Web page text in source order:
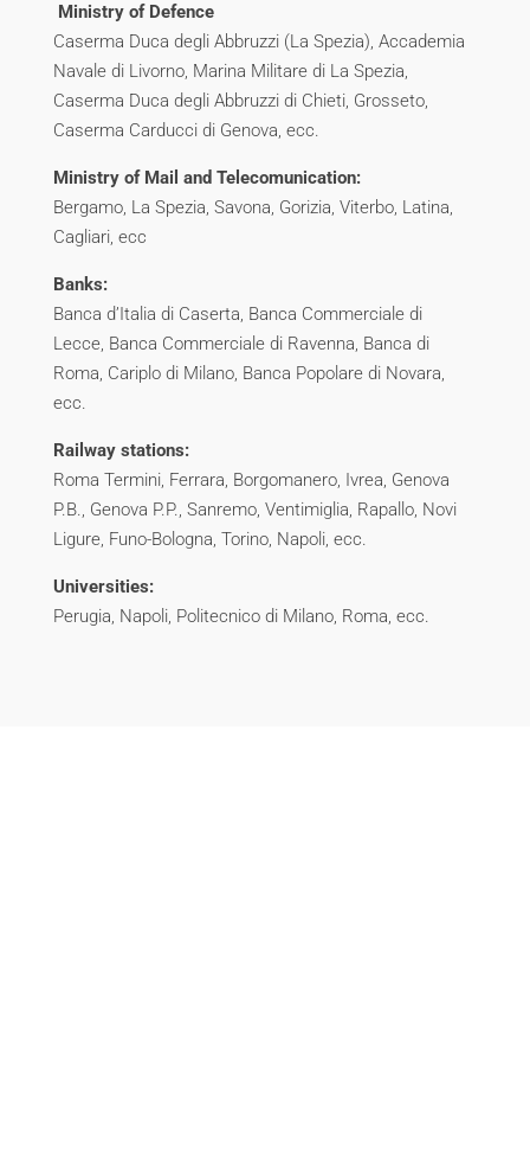
Ministry of Defence
Caserma Duca degli Abbruzzi (La Spezia), Accademia
Navale di Livorno, Marina Militare di La Spezia,
Caserma Duca degli Abbruzzi di Chieti, Grosseto,
Caserma Carducci di Genova, ecc.
Ministry of Mail and Telecomunication:
Bergamo, La Spezia, Savona, Gorizia, Viterbo, Latina,
Cagliari, ecc
Banks:
Banca d’Italia di Caserta, Banca Commerciale di
Lecce, Banca Commerciale di Ravenna, Banca di
Roma, Cariplo di Milano, Banca Popolare di Novara,
ecc.
Railway stations:
Roma Termini, Ferrara, Borgomanero, Ivrea, Genova
P.B., Genova P.P., Sanremo, Ventimiglia, Rapallo, Novi
Ligure, Funo-Bologna, Torino, Napoli, ecc.
Universities:
Perugia, Napoli, Politecnico di Milano, Roma, ecc.